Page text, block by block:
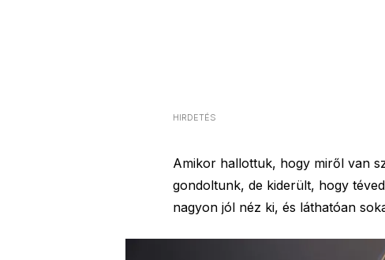
HIRDETÉS
Amikor hallottuk, hogy miről van
gondoltunk, de kiderült, hogy
nagyon jól néz ki, és láthatóan